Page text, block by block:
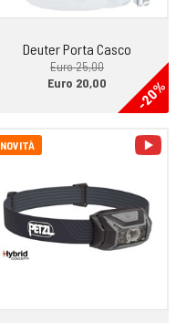
Deuter Porta Casco
Euro 25,00
-20%
Euro 20,00
NOVITÀ